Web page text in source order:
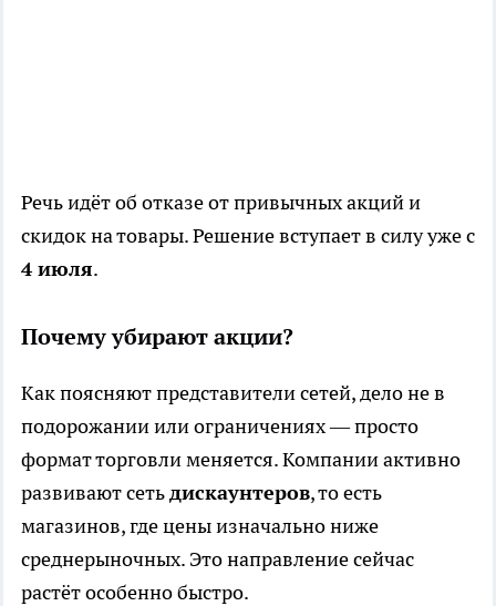
Речь идёт об отказе от привычных акций и
скидок на товары. Решение вступает в силу уже с
4 июля.
Почему убирают акции?
Как поясняют представители сетей, дело не в
подорожании или ограничениях — просто
формат торговли меняется. Компании активно
развивают сетьдискаунтеров, то есть
магазинов, где цены изначально ниже
среднерыночных. Это направление сейчас
растёт особенно быстро.